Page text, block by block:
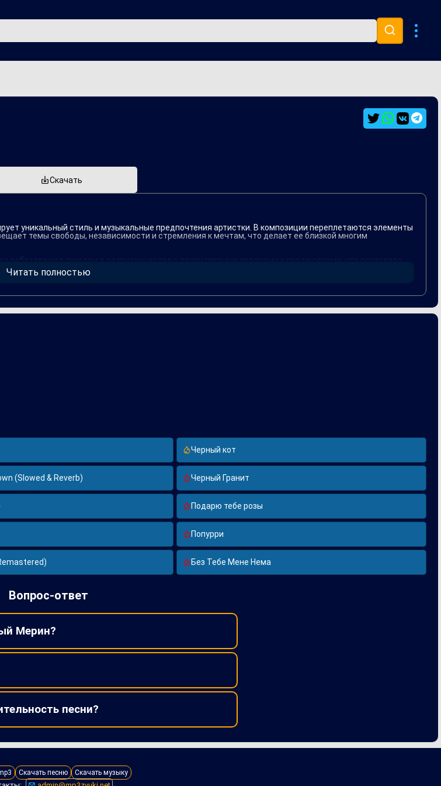
Скачать
уникальный стиль и музыкальные предпочтения артистки. В композиции переплетаются элементы
темы свободы, независимости и стремления к мечтам, что делает ее близкой многим
работала над текстом в сотрудничестве с талантливыми авторами и продюсерами, что позволило
и публикой, укрепив позиции Вики в российской музыкальной индустрии и открыв перед ней
Читать полностью
Черный кот
(Slowed & Reverb) Черный Гранит
Подарю тебе розы
Попурри
Без Тебе Мене Нема
Вопрос-ответ
Мерин?
песни?
Скачать песню Скачать музыку